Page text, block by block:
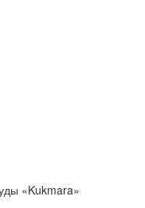
«Kukmara»